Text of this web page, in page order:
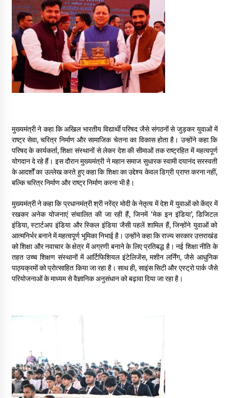
Thought Of The Day 10 May
May 10, 2022
Thought Of The Day 9 May
May 9, 2022
मुख्यमंत्री ने कहा कि अखिल भारतीय विद्यार्थी परिषद जैसे संगठनों से जुड़कर युवाओं में
राष्ट्र सेवा, चरित्र निर्माण और सामाजिक चेतना का विकास होता है। उन्होंने कहा कि
परिषद के कार्यकर्ता, शिक्षा संस्थानों से लेकर देश की सीमाओं तक राष्ट्रहित में महत्वपूर्ण
योगदान दे रहे हैं। इस दौरान मुख्यमंत्री ने महान समाज सुधारक स्वामी दयानंद सरस्वती
के आदर्शों का उल्लेख करते हुए कहा कि शिक्षा का उद्देश्य केवल डिग्री प्राप्त करना नहीं,
बल्कि चरित्र निर्माण और राष्ट्र निर्माण करना भी है।
मुख्यमंत्री ने कहा कि प्रधानमंत्री श्री नरेंद्र मोदी के नेतृत्व में देश में युवाओं को केंद्र में
रखकर अनेक योजनाएं संचालित की जा रही हैं, जिनमें ‘मेक इन इंडिया’, डिजिटल
इंडिया, स्टार्टअप इंडिया और स्किल इंडिया जैसी पहलें शामिल हैं, जिन्होंने युवाओं को
आत्मनिर्भर बनाने में महत्वपूर्ण भूमिका निभाई है। उन्होंने कहा कि राज्य सरकार उत्तराखंड
को शिक्षा और नवाचार के क्षेत्र में अग्रणी बनाने के लिए प्रतिबद्ध है। नई शिक्षा नीति के
तहत उच्च शिक्षण संस्थानों में आर्टिफिशियल इंटेलिजेंस, मशीन लर्निंग, जैसे आधुनिक
पाठ्यक्रमों को प्रोत्साहित किया जा रहा है। साथ ही, साइंस सिटी और एस्ट्रो पार्क जैसे
परियोजनाओं के माध्यम से वैज्ञानिक अनुसंधान को बढ़ावा दिया जा रहा है।